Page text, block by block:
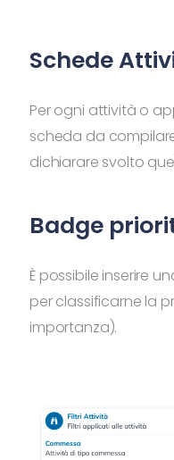
Schede
Per ogni attività o
scheda da
dichiarare svolto
Badge
È possibile inserire
per classificarne la
importanza).